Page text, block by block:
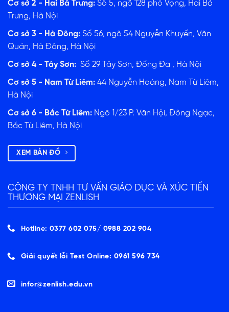
Cơ sở 2 - Hai Bà Trưng: Số 5, ngõ 128 phố Vọng, Hai Bà
Trưng, Hà Nội
Cơ sở 3 - Hà Đông: Số 56, ngõ 54 Nguyễn Khuyến, Văn
Quán, Hà Đông, Hà Nội
Cơ sở 4 - Tây Sơn: Số 29 Tây Sơn, Đống Đa , Hà Nội
Cơ sở 5 - Nam Từ Liêm: 44 Nguyễn Hoàng, Nam Từ Liêm,
Hà Nội
Cơ sở 6 - Bắc Từ Liêm: Ngõ 1/23 P. Văn Hội, Đông Ngạc,
Bắc Từ Liêm, Hà Nội
XEM BẢN ĐỒ
CÔNG TY TNHH TƯ VẤN GIÁO DỤC VÀ XÚC TIẾN
THƯƠNG MẠI ZENLISH
Hotline: 0377 602 075/ ‭0988 202 904‬
Giải quyết lỗi Test Online: 0961 596 734
infor@zenlish.edu.vn